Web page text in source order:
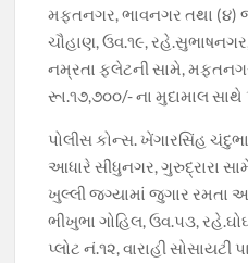
મફતનગર, ભાવનગર તથા (૪)
ચૌહાણ, ઉવ.૧૯, રહે.સુભાષનગર,
નમ્રતા ફલેટની સામે,
રૂા.૧૭,૭૦૦/- ના મુદામાલ સાથે
પોલીસ કોન્સ. ખેંગારસિંહ
આધારે સીંધુનગર, ગુરુદ્રારા
ખુલ્લી જગ્યામાં જુગાર રમતા
ભીખુભા ગોહિલ, ઉવ.૫૩,
પ્લોટ નં.૧૨, વારાહી સોસાયટી